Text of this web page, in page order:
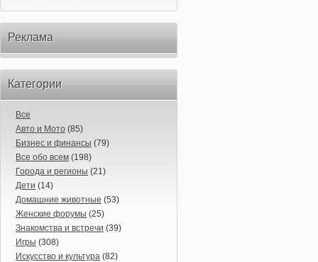
Реклама
Категории
Все
Авто и Мото (85)
Бизнес и финансы (79)
Все обо всем (198)
Города и регионы (21)
Дети (14)
Домашние животные (53)
Женские форумы (25)
Знакомства и встречи (39)
Игры (308)
Искусство и культура (82)